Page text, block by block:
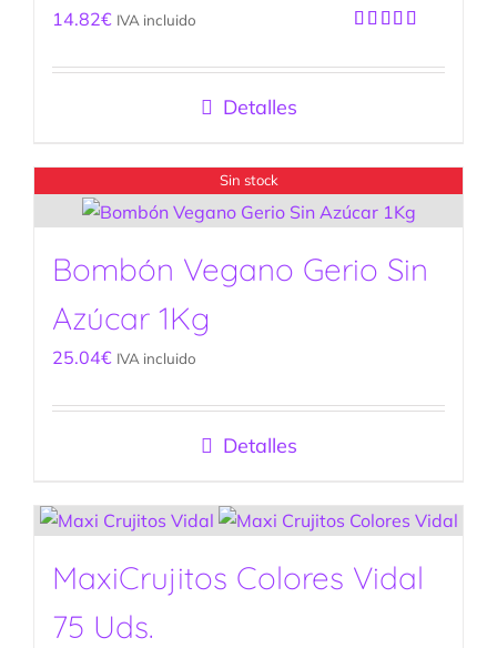
con5.00de
14.82€ IVA incluido
Detalles
Sin stock
Bombón Vegano Gerio Sin
Azúcar 1Kg
25.04€ IVA incluido
Detalles
MaxiCrujitos Colores Vidal
75 Uds.